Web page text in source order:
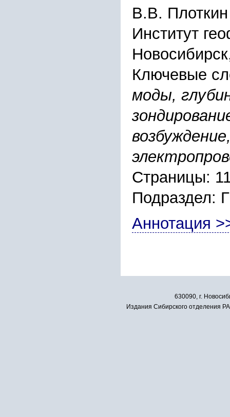
В.В. Плоткин
Инcтитут
Ключевые
моды,
Страницы:
Аннотация
630090, г.
Издания Сибирского отделения